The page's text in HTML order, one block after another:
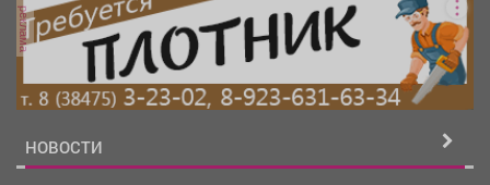
реклама
НОВОСТИ